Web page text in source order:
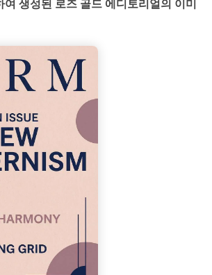
생성된 로즈 골드 에디토리얼의 이미